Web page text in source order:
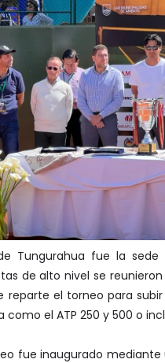
Tungurahua fue la sede
de alto nivel se
reparte el torneo para
el ATP 250 y 500 o
fue inaugurado